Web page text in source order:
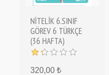
NİTELİK 6.SINIF
GÖREV 6 TÜRKÇE
(36 HAFTA)
320,00 ₺